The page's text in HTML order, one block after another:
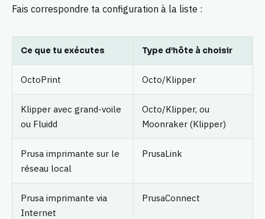
Fais correspondre ta configuration à la liste :
Ce que tu exécutes Type d’hôte à choisir
OctoPrint Octo/Klipper
Klipper avec grand-voile
ou Fluidd
Octo/Klipper, ou
Moonraker (Klipper)
Prusa imprimante sur le
réseau local
PrusaLink
Prusa imprimante via
Internet
PrusaConnect